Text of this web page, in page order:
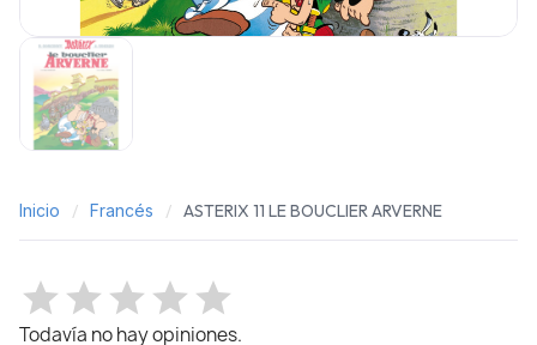
Inicio Francés ASTERIX 11 LE BOUCLIER ARVERNE
Todavía no hay opiniones.